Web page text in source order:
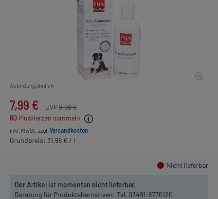
Abbildung ähnlich
7,99 € UVP9,99 €
80 PlusHerzen sammeln
inkl. MwSt. zzgl. Versandkosten
Grundpreis: 31,96 € / l
Nicht lieferbar
Der Artikel ist momentan nicht lieferbar.
Beratung für Produktalternativen: Tel. 03491-8770120